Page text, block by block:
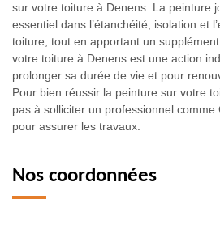
sur votre toiture à Denens. La peinture
essentiel dans l’étanchéité, isolation et
toiture, tout en apportant un
votre toiture à Denens est une action
prolonger sa durée de vie et pour
Pour bien réussir la peinture sur votre
pas à solliciter un professionnel comme
pour assurer les travaux.
Nos coordonnées